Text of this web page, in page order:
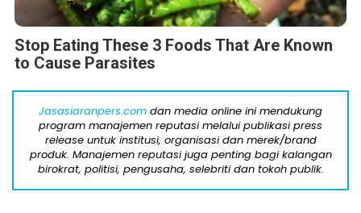
Stop Eating These 3 Foods That Are Known
to Cause Parasites
Jasasiaranpers.com dan media online ini mendukung
program manajemen reputasi melalui publikasi press
release untuk institusi, organisasi dan merek/brand
produk. Manajemen reputasi juga penting bagi kalangan
birokrat, politisi, pengusaha, selebriti dan tokoh publik.